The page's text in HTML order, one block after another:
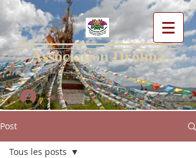
Association Drolma
Se connecter
Post
Tous les posts